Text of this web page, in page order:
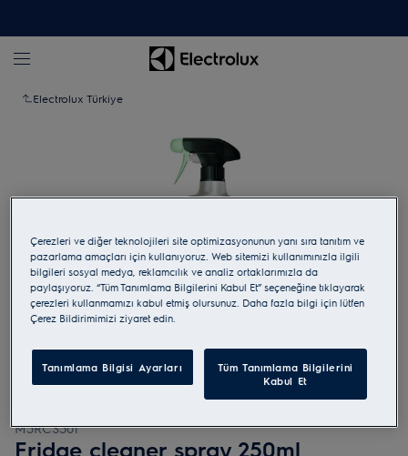
Electrolux Türkiye
Yakınlaştırmak için dokunun
M3RCS301
Fridge cleaner spray 250ml
Çerezleri ve diğer teknolojileri site optimizasyonunun yanı sıra tanıtım ve
pazarlama amaçları için kullanıyoruz. Web sitemizi kullanımınızla ilgili
bilgileri sosyal medya, reklamcılık ve analiz ortaklarımızla da
paylaşıyoruz. “Tüm Tanımlama Bilgilerini Kabul Et” seçeneğine tıklayarak
çerezleri kullanmamızı kabul etmiş olursunuz. Daha fazla bilgi için lütfen
Çerez Bildirimimizi ziyaret edin.
Tanımlama Bilgisi Ayarları
Tüm Tanımlama Bilgilerini
Kabul Et